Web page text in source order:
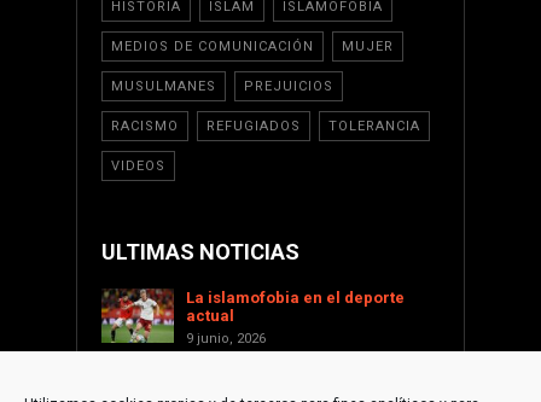
HISTORIA ISLAM ISLAMOFOBIA
MEDIOS DE COMUNICACIÓN MUJER
MUSULMANES PREJUICIOS
RACISMO REFUGIADOS TOLERANCIA
VIDEOS
ULTIMAS NOTICIAS
La islamofobia en el deporte
actual
9 junio, 2026